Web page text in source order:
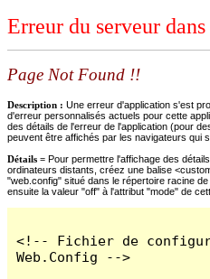
Erreur du serveur
Page Not Found !!
Description : Une erreur d'application s'est
d'erreur personnalisés actuels pour cette
des détails de l'erreur de l'application (pour
peuvent être affichés par les navigateurs qui
Détails = Pour permettre l'affichage des
ordinateurs distants, créez une balise
"web.config" situé dans le répertoire racine
ensuite la valeur "off" à l'attribut "mode" de
<!-- Fichier de
Web.Config -->